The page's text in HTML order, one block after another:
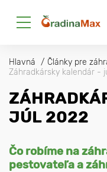
Hlavná Články pre
Záhradkársky kalendár -
JÚL 2022
Čo robíme na
pestovateľa a